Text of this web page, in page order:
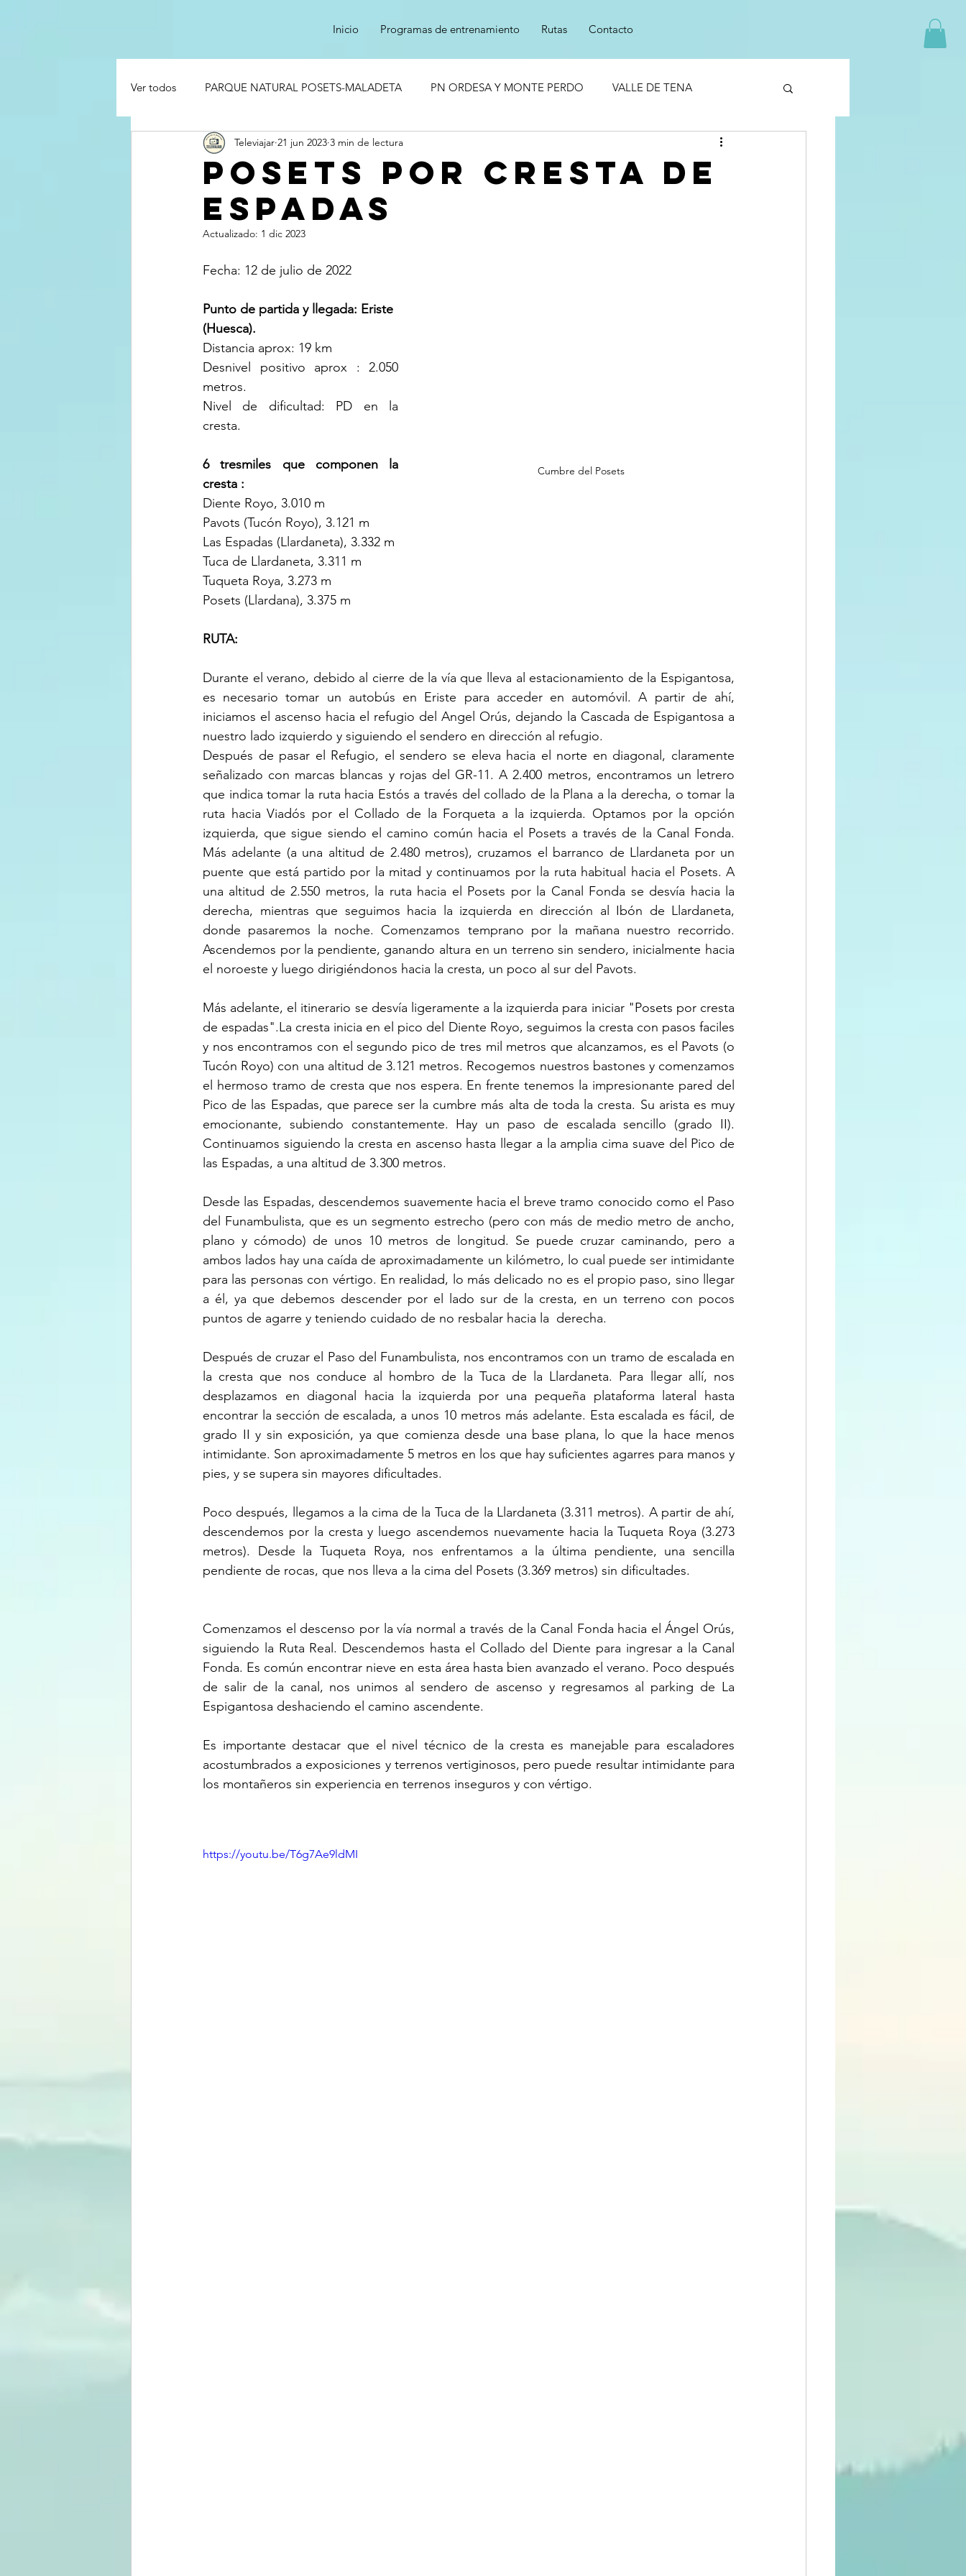
Inicio Programas de entrenamiento Rutas Contacto
Ver todos PARQUE NATURAL POSETS-MALADETA PN ORDESA Y MONTE PERDO VALLE DE TENA
POSETS POR CRESTA DE
ESPADAS
Televiajar 21 jun 2023 3 min de lectura
Actualizado: 1 dic 2023
Cumbre del Posets
Fecha: 12 de julio de 2022
Punto de partida y llegada: Eriste
(Huesca).
Distancia aprox: 19 km
Desnivel positivo aprox : 2.050
metros.
Nivel de dificultad: PD en la
cresta.
6 tresmiles que componen la
cresta :
Diente Royo, 3.010 m
Pavots (Tucón Royo), 3.121 m
Las Espadas (Llardaneta), 3.332 m
Tuca de Llardaneta, 3.311 m
Tuqueta Roya, 3.273 m
Posets (Llardana), 3.375 m
RUTA:
Durante el verano, debido al cierre de la vía que lleva al estacionamiento de la Espigantosa,
es necesario tomar un autobús en Eriste para acceder en automóvil. A partir de ahí,
iniciamos el ascenso hacia el refugio del Angel Orús, dejando la Cascada de Espigantosa a
nuestro lado izquierdo y siguiendo el sendero en dirección al refugio.
Después de pasar el Refugio, el sendero se eleva hacia el norte en diagonal, claramente
señalizado con marcas blancas y rojas del GR-11. A 2.400 metros, encontramos un letrero
que indica tomar la ruta hacia Estós a través del collado de la Plana a la derecha, o tomar la
ruta hacia Viadós por el Collado de la Forqueta a la izquierda. Optamos por la opción
izquierda, que sigue siendo el camino común hacia el Posets a través de la Canal Fonda.
Más adelante (a una altitud de 2.480 metros), cruzamos el barranco de Llardaneta por un
puente que está partido por la mitad y continuamos por la ruta habitual hacia el Posets. A
una altitud de 2.550 metros, la ruta hacia el Posets por la Canal Fonda se desvía hacia la
derecha, mientras que seguimos hacia la izquierda en dirección al Ibón de Llardaneta,
donde pasaremos la noche. Comenzamos temprano por la mañana nuestro recorrido.
Ascendemos por la pendiente, ganando altura en un terreno sin sendero, inicialmente hacia
el noroeste y luego dirigiéndonos hacia la cresta, un poco al sur del Pavots.
Más adelante, el itinerario se desvía ligeramente a la izquierda para iniciar "Posets por cresta
de espadas".La cresta inicia en el pico del Diente Royo, seguimos la cresta con pasos faciles
y nos encontramos con el segundo pico de tres mil metros que alcanzamos, es el Pavots (o
Tucón Royo) con una altitud de 3.121 metros. Recogemos nuestros bastones y comenzamos
el hermoso tramo de cresta que nos espera. En frente tenemos la impresionante pared del
Pico de las Espadas, que parece ser la cumbre más alta de toda la cresta. Su arista es muy
emocionante, subiendo constantemente. Hay un paso de escalada sencillo (grado II).
Continuamos siguiendo la cresta en ascenso hasta llegar a la amplia cima suave del Pico de
las Espadas, a una altitud de 3.300 metros.
Desde las Espadas, descendemos suavemente hacia el breve tramo conocido como el Paso
del Funambulista, que es un segmento estrecho (pero con más de medio metro de ancho,
plano y cómodo) de unos 10 metros de longitud. Se puede cruzar caminando, pero a
ambos lados hay una caída de aproximadamente un kilómetro, lo cual puede ser intimidante
para las personas con vértigo. En realidad, lo más delicado no es el propio paso, sino llegar
a él, ya que debemos descender por el lado sur de la cresta, en un terreno con pocos
puntos de agarre y teniendo cuidado de no resbalar hacia la  derecha.
Después de cruzar el Paso del Funambulista, nos encontramos con un tramo de escalada en
la cresta que nos conduce al hombro de la Tuca de la Llardaneta. Para llegar allí, nos
desplazamos en diagonal hacia la izquierda por una pequeña plataforma lateral hasta
encontrar la sección de escalada, a unos 10 metros más adelante. Esta escalada es fácil, de
grado II y sin exposición, ya que comienza desde una base plana, lo que la hace menos
intimidante. Son aproximadamente 5 metros en los que hay suficientes agarres para manos y
pies, y se supera sin mayores dificultades.
Poco después, llegamos a la cima de la Tuca de la Llardaneta (3.311 metros). A partir de ahí,
descendemos por la cresta y luego ascendemos nuevamente hacia la Tuqueta Roya (3.273
metros). Desde la Tuqueta Roya, nos enfrentamos a la última pendiente, una sencilla
pendiente de rocas, que nos lleva a la cima del Posets (3.369 metros) sin dificultades.
Comenzamos el descenso por la vía normal a través de la Canal Fonda hacia el Ángel Orús,
siguiendo la Ruta Real. Descendemos hasta el Collado del Diente para ingresar a la Canal
Fonda. Es común encontrar nieve en esta área hasta bien avanzado el verano. Poco después
de salir de la canal, nos unimos al sendero de ascenso y regresamos al parking de La
Espigantosa deshaciendo el camino ascendente.
Es importante destacar que el nivel técnico de la cresta es manejable para escaladores
acostumbrados a exposiciones y terrenos vertiginosos, pero puede resultar intimidante para
los montañeros sin experiencia en terrenos inseguros y con vértigo.
https://youtu.be/T6g7Ae9ldMI